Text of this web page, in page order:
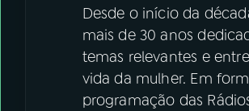
Desde o início da
mais de 30 anos
temas relevantes e
vida da mulher. Em
programação das